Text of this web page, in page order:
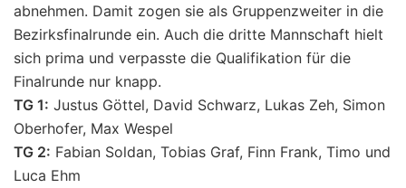
abnehmen. Damit zogen sie als Gruppenzweiter in die
Bezirksfinalrunde ein. Auch die dritte Mannschaft hielt
sich prima und verpasste die Qualifikation für die
Finalrunde nur knapp.
TG 1: Justus Göttel, David Schwarz, Lukas Zeh, Simon
Oberhofer, Max Wespel
TG 2: Fabian Soldan, Tobias Graf, Finn Frank, Timo und
Luca Ehm